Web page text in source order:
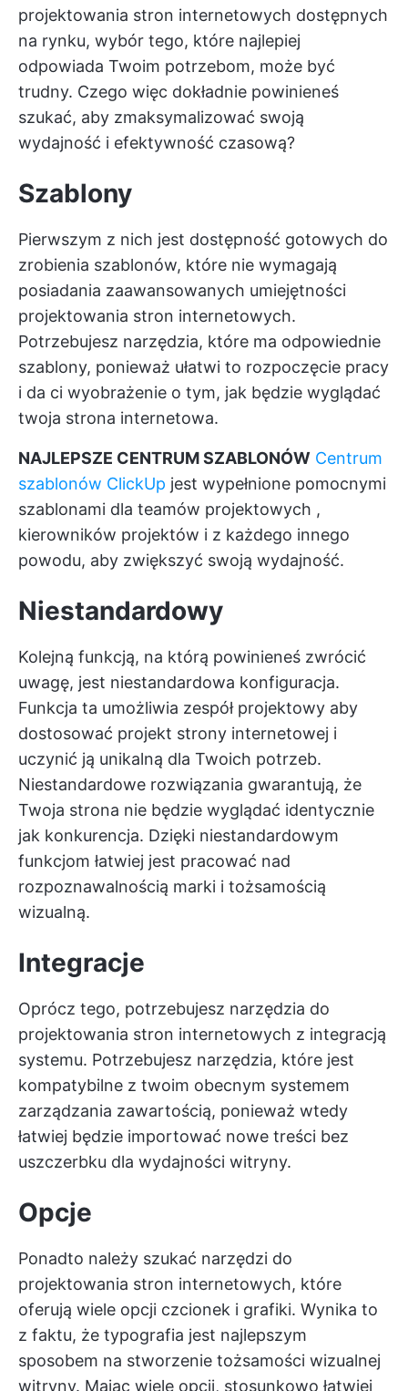
projektowania stron internetowych dostępnych
na rynku, wybór tego, które najlepiej
odpowiada Twoim potrzebom, może być
trudny. Czego więc dokładnie powinieneś
szukać, aby zmaksymalizować swoją
wydajność i efektywność czasową?
Szablony
Pierwszym z nich jest dostępność gotowych do
zrobienia szablonów, które nie wymagają
posiadania zaawansowanych umiejętności
projektowania stron internetowych.
Potrzebujesz narzędzia, które ma odpowiednie
szablony, ponieważ ułatwi to rozpoczęcie pracy
i da ci wyobrażenie o tym, jak będzie wyglądać
twoja strona internetowa.
NAJLEPSZE CENTRUM SZABLONÓW Centrum
szablonów ClickUp jest wypełnione pomocnymi
szablonami dla teamów projektowych ,
kierowników projektów i z każdego innego
powodu, aby zwiększyć swoją wydajność.
Niestandardowy
Kolejną funkcją, na którą powinieneś zwrócić
uwagę, jest niestandardowa konfiguracja.
Funkcja ta umożliwia zespół projektowy aby
dostosować projekt strony internetowej i
uczynić ją unikalną dla Twoich potrzeb.
Niestandardowe rozwiązania gwarantują, że
Twoja strona nie będzie wyglądać identycznie
jak konkurencja. Dzięki niestandardowym
funkcjom łatwiej jest pracować nad
rozpoznawalnością marki i tożsamością
wizualną.
Integracje
Oprócz tego, potrzebujesz narzędzia do
projektowania stron internetowych z integracją
systemu. Potrzebujesz narzędzia, które jest
kompatybilne z twoim obecnym systemem
zarządzania zawartością, ponieważ wtedy
łatwiej będzie importować nowe treści bez
uszczerbku dla wydajności witryny.
Opcje
Ponadto należy szukać narzędzi do
projektowania stron internetowych, które
oferują wiele opcji czcionek i grafiki. Wynika to
z faktu, że typografia jest najlepszym
sposobem na stworzenie tożsamości wizualnej
witryny. Mając wiele opcji, stosunkowo łatwiej